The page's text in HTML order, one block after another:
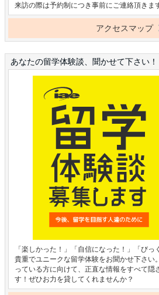
来訪の際は予約制につき事前にご連絡頂きま
アクセスマップ
あなたの留学体験談、聞かせて下さい！
「楽しかった！」「自信になった！」「び
貴重でユニークな留学体験をお聞かせ下さい
っている方に向けて、正直な情報をすべて隠
す！ぜひお力を貸してくれませんか？